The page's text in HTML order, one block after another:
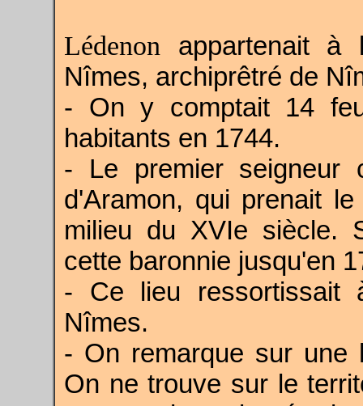
Lédenon appartenait à
Nîmes, archiprêtré de
- On y comptait 14
habitants en 1744.
- Le premier seigneur
d'Aramon, qui prenait
milieu du XVIe siècle.
cette baronnie jusqu'en
- Ce lieu ressortissait
Nîmes.
- On remarque sur une
On ne trouve sur le